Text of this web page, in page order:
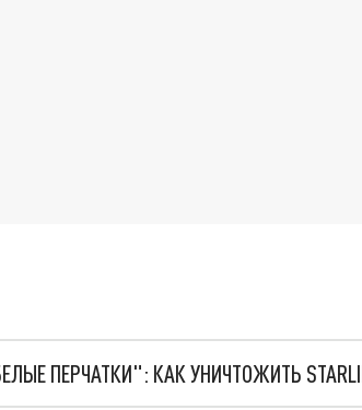
ПЕРЧАТКИ": КАК УНИЧТОЖИТЬ